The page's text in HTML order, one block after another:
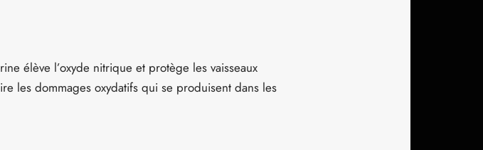
élève l’oxyde nitrique et protège les vaisseaux
les dommages oxydatifs qui se produisent dans les